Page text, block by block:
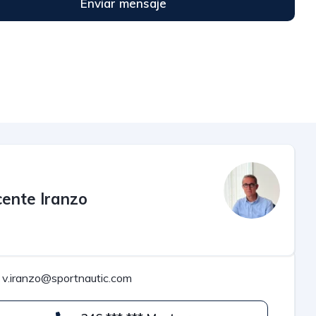
Enviar mensaje
Iranzo
v.iranzo@sportnautic.com